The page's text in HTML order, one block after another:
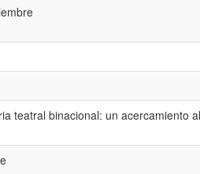
teatral binacional: un acercamiento